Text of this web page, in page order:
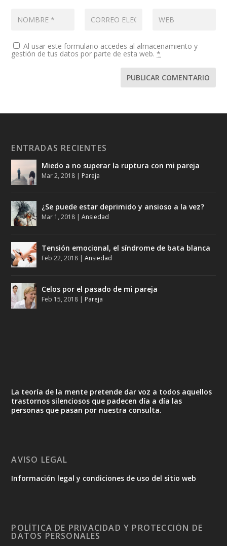
Al usar este formulario accedes al almacenamiento y
gestión de tus datos por parte de esta web.*
ENTRADAS RECIENTES
Miedo a no superar la ruptura con mi pareja
Mar 2, 2018 | Pareja
¿Se puede estar deprimido y ansioso a la vez?
Mar 1, 2018 |Ansiedad
Tensión emocional, el síndrome de bata blanca
Feb 22, 2018 |Ansiedad
Celos por el pasado de mi pareja
Feb 15, 2018 | Pareja
La teoría de la mente pretende dar voz a todos aquellos
trastornos silenciosos que padecen día a día las
personas que pasan por nuestra consulta.
AVISO LEGAL
Información legal y condiciones de uso del sitio web
POLÍTICA DE PRIVACIDAD Y PROTECCIÓN DE
DATOS PERSONALES